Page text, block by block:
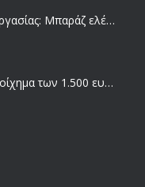
Επιθεώρηση Εργασίας: Μπαράζ ελέγχων με tablets και drones
Μισθός: Το στοίχημα των 1.500 ευρώ – Πόσοι εργαζόμενοι παίρνουν αυτά τα χρήματα